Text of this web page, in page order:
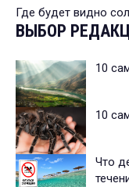
Где будет видно
ВЫБОР
10
10
Что